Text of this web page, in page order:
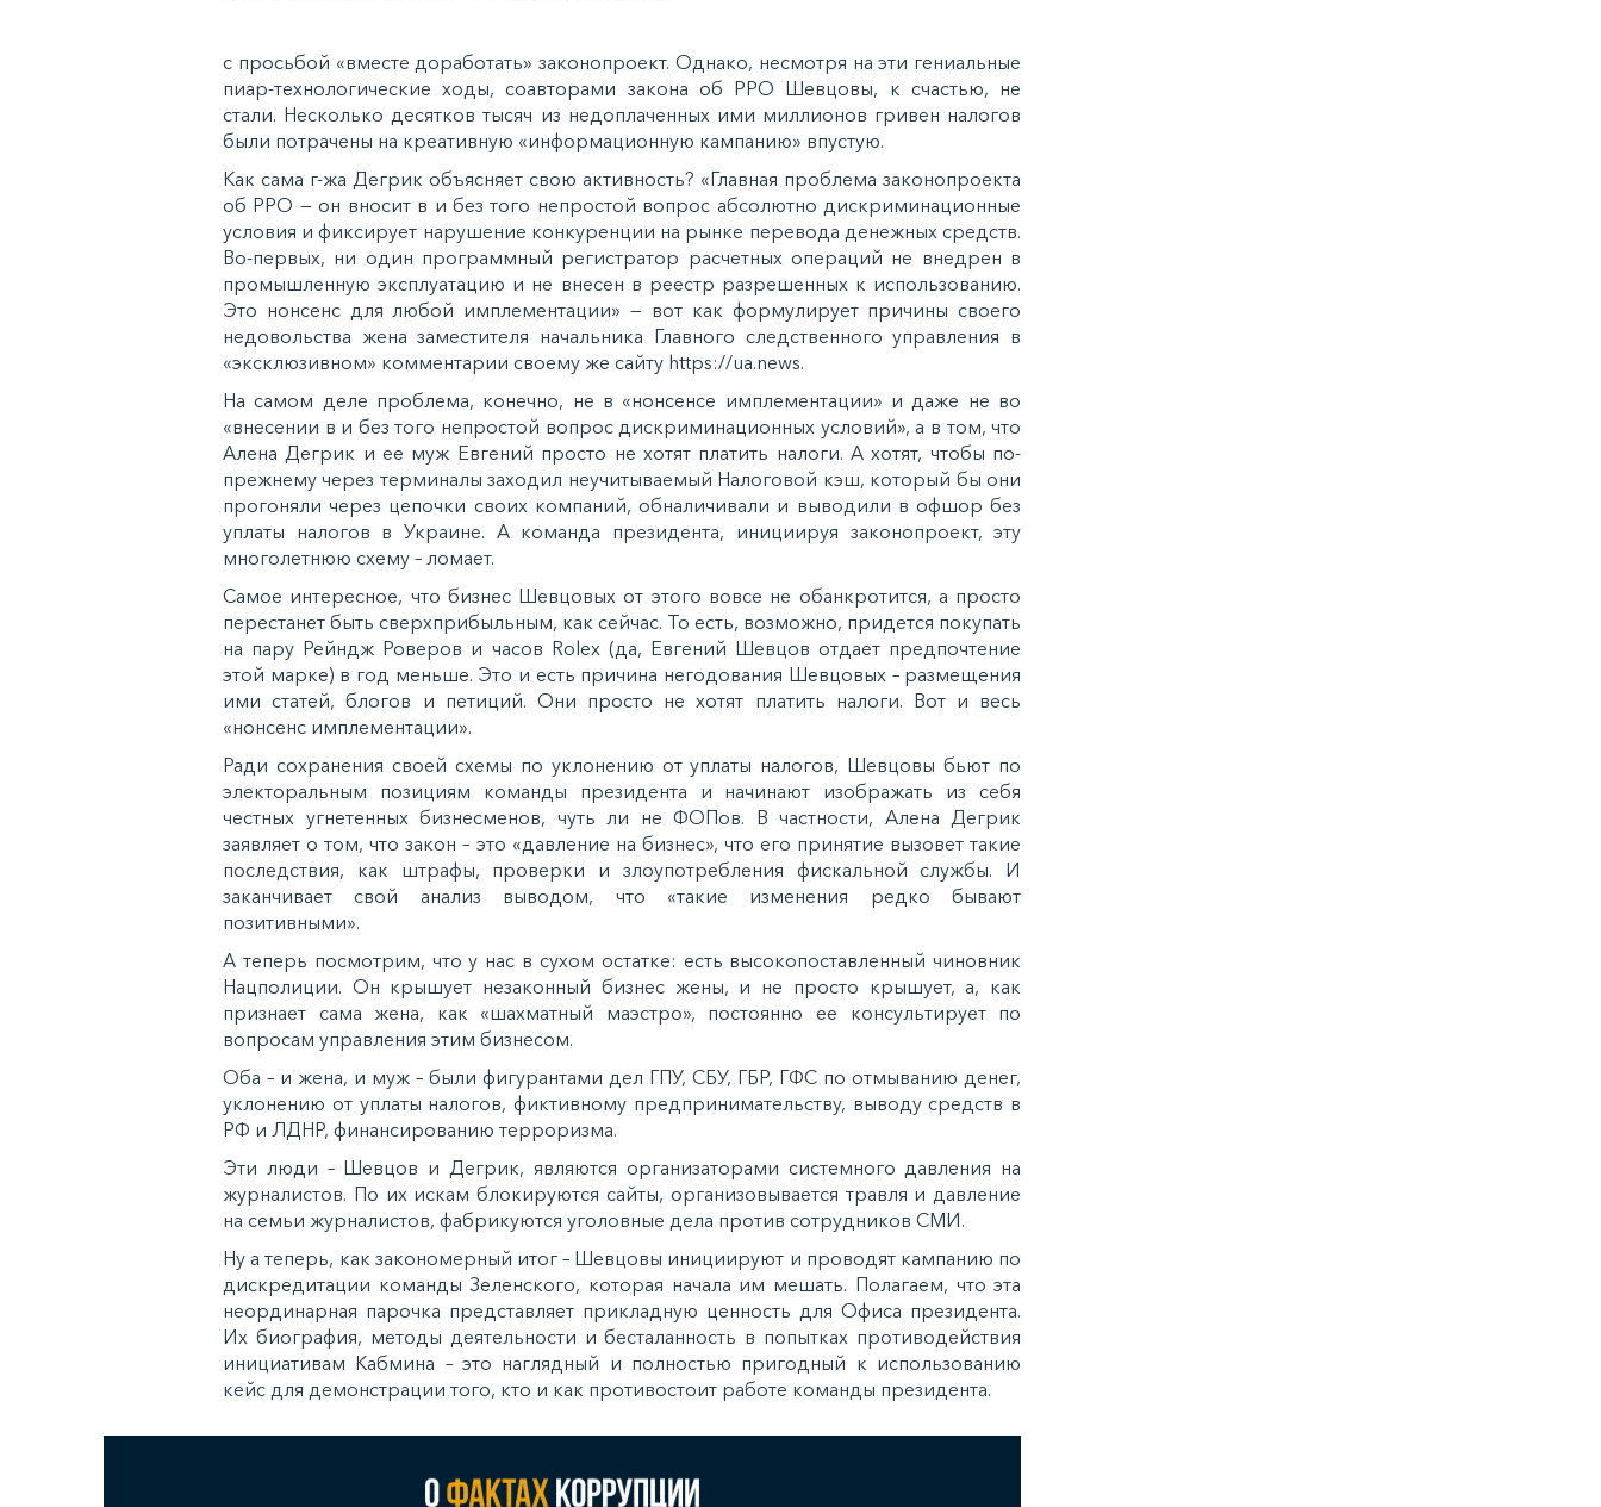
с просьбой «вместе доработать» законопроект. Однако, несмотря на эти гениальные
пиар-технологические ходы, соавторами закона об РРО Шевцовы, к счастью, не
стали. Несколько десятков тысяч из недоплаченных ими миллионов гривен налогов
были потрачены на креативную «информационную кампанию» впустую.
Как сама г-жа Дегрик объясняет свою активность? «Главная проблема законопроекта
об РРО — он вносит в и без того непростой вопрос абсолютно дискриминационные
условия и фиксирует нарушение конкуренции на рынке перевода денежных средств.
Во-первых, ни один программный регистратор расчетных операций не внедрен в
промышленную эксплуатацию и не внесен в реестр разрешенных к использованию.
Это нонсенс для любой имплементации» — вот как формулирует причины своего
недовольства жена заместителя начальника Главного следственного управления в
«эксклюзивном» комментарии своему же сайту https://ua.news.
На самом деле проблема, конечно, не в «нонсенсе имплементации» и даже не во
«внесении в и без того непростой вопрос дискриминационных условий», а в том, что
Алена Дегрик и ее муж Евгений просто не хотят платить налоги. А хотят, чтобы по-
прежнему через терминалы заходил неучитываемый Налоговой кэш, который бы они
прогоняли через цепочки своих компаний, обналичивали и выводили в офшор без
уплаты налогов в Украине. А команда президента, инициируя законопроект, эту
многолетнюю схему – ломает.
Самое интересное, что бизнес Шевцовых от этого вовсе не обанкротится, а просто
перестанет быть сверхприбыльным, как сейчас. То есть, возможно, придется покупать
на пару Рейндж Роверов и часов Rolex (да, Евгений Шевцов отдает предпочтение
этой марке) в год меньше. Это и есть причина негодования Шевцовых – размещения
ими статей, блогов и петиций. Они просто не хотят платить налоги. Вот и весь
«нонсенс имплементации».
Ради сохранения своей схемы по уклонению от уплаты налогов, Шевцовы бьют по
электоральным позициям команды президента и начинают изображать из себя
честных угнетенных бизнесменов, чуть ли не ФОПов. В частности, Алена Дегрик
заявляет о том, что закон – это «давление на бизнес», что его принятие вызовет такие
последствия, как штрафы, проверки и злоупотребления фискальной службы. И
заканчивает свой анализ выводом, что «такие изменения редко бывают
позитивными».
А теперь посмотрим, что у нас в сухом остатке: есть высокопоставленный чиновник
Нацполиции. Он крышует незаконный бизнес жены, и не просто крышует, а, как
признает сама жена, как «шахматный маэстро», постоянно ее консультирует по
вопросам управления этим бизнесом.
Оба – и жена, и муж – были фигурантами дел ГПУ, СБУ, ГБР, ГФС по отмыванию денег,
уклонению от уплаты налогов, фиктивному предпринимательству, выводу средств в
РФ и ЛДНР, финансированию терроризма.
Эти люди – Шевцов и Дегрик, являются организаторами системного давления на
журналистов. По их искам блокируются сайты, организовывается травля и давление
на семьи журналистов, фабрикуются уголовные дела против сотрудников СМИ.
Ну а теперь, как закономерный итог – Шевцовы инициируют и проводят кампанию по
дискредитации команды Зеленского, которая начала им мешать. Полагаем, что эта
неординарная парочка представляет прикладную ценность для Офиса президента.
Их биография, методы деятельности и бесталанность в попытках противодействия
инициативам Кабмина – это наглядный и полностью пригодный к использованию
кейс для демонстрации того, кто и как противостоит работе команды президента.